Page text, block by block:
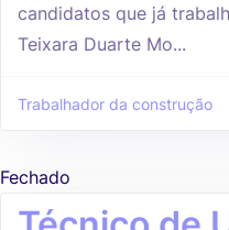
candidatos que já
Teixara Duarte Mo...
Trabalhador da construção
Fechado